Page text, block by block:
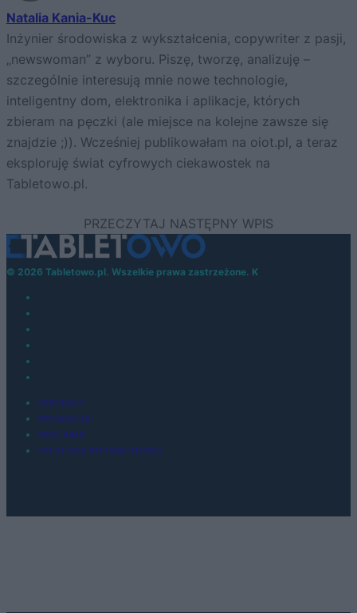
Natalia Kania-Kuc
Inżynier środowiska z wykształcenia, copywriter z pasji,
„newswoman” z wyboru. Piszę, tworzę, analizuję –
szczególnie interesują mnie nowe technologie,
inteligentny dom, elektronika i aplikacje, których
zbieram na pęczki (ale miejsce na kolejne zawsze się
znajdzie ;)). Wcześniej publikowałam na oiot.pl, a teraz
eksploruję świat cyfrowych ciekawostek na
Tabletowo.pl.
© 2026 Tabletowo.pl. Wszelkie prawa zastrzeżone. K
KONTAKT
REDAKCJA
REKLAMA
POLITYKA PRYWATNOŚCI